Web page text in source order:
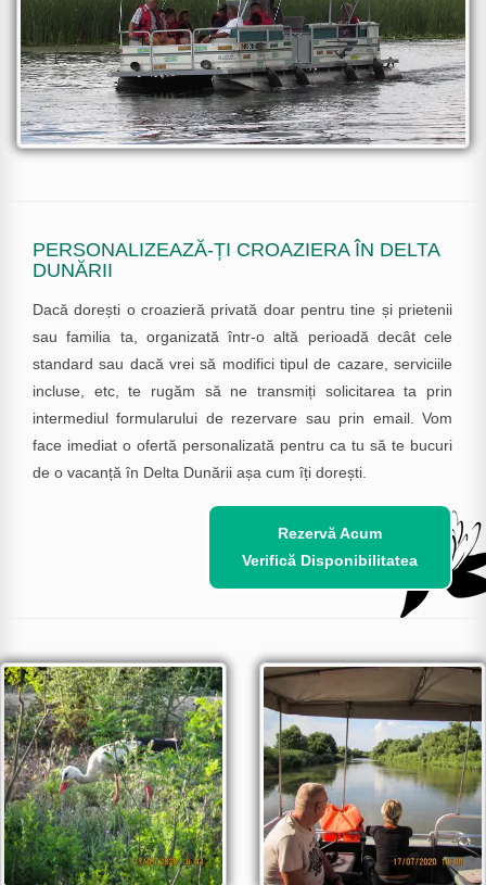
PERSONALIZEAZĂ-ȚI CROAZIERA ÎN DELTA
DUNĂRII
Dacă dorești o croazieră privată doar pentru tine și prietenii
sau familia ta, organizată într-o altă perioadă decât cele
standard sau dacă vrei să modifici tipul de cazare, serviciile
incluse, etc, te rugăm să ne transmiți solicitarea ta prin
intermediul formularului de rezervare sau prin email. Vom
face imediat o ofertă personalizată pentru ca tu să te bucuri
de o vacanță în Delta Dunării așa cum îți dorești.
Rezervă Acum
Verifică Disponibilitatea